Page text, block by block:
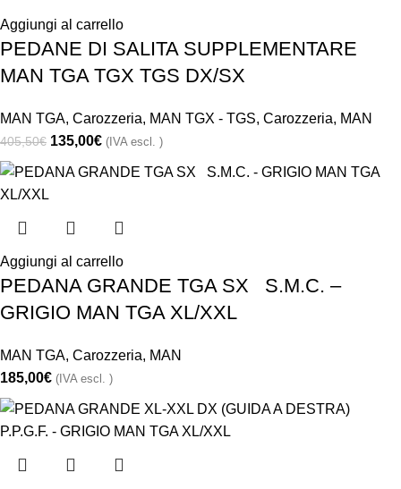
Aggiungi al carrello
PEDANE DI SALITA SUPPLEMENTARE
MAN TGA TGX TGS DX/SX
MAN TGA, Carozzeria, MAN TGX - TGS, Carozzeria, MAN
405,50€ 135,00€ (IVA escl. )
Aggiungi al carrello
PEDANA GRANDE TGA SX S.M.C. –
GRIGIO MAN TGA XL/XXL
MAN TGA, Carozzeria, MAN
185,00€ (IVA escl. )